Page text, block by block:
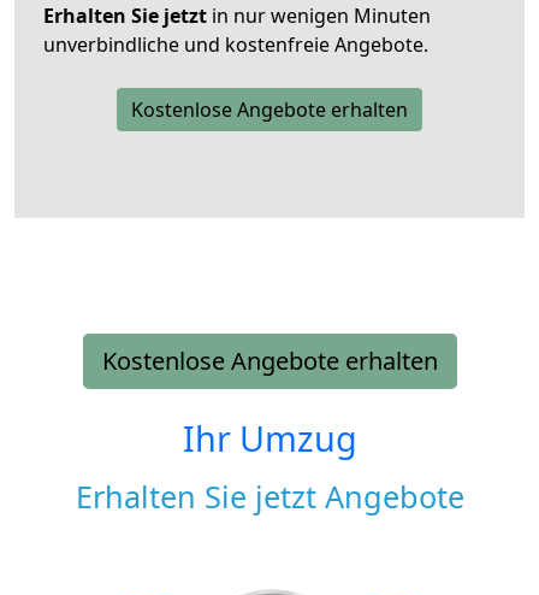
Erhalten Sie jetzt in nur wenigen Minuten
unverbindliche und kostenfreie Angebote.
Kostenlose Angebote erhalten
Kostenlose Angebote erhalten
Ihr Umzug
Erhalten Sie jetzt Angebote